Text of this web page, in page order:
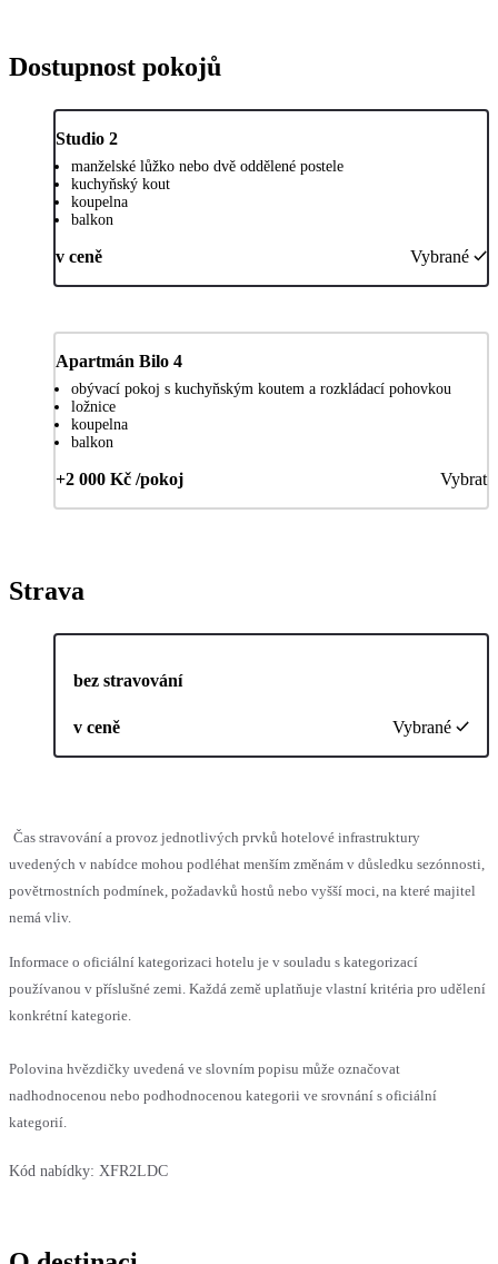
Dostupnost pokojů
Studio 2
manželské lůžko nebo dvě oddělené postele
kuchyňský kout
koupelna
balkon
v ceně Vybrané
Apartmán Bilo 4
obývací pokoj s kuchyňským koutem a rozkládací pohovkou
ložnice
koupelna
balkon
+2 000 Kč /pokoj Vybrat
Strava
bez stravování
v ceně Vybrané
Čas stravování a provoz jednotlivých prvků hotelové infrastruktury
uvedených v nabídce mohou podléhat menším změnám v důsledku sezónnosti,
povětrnostních podmínek, požadavků hostů nebo vyšší moci, na které majitel
nemá vliv.
Informace o oficiální kategorizaci hotelu je v souladu s kategorizací
používanou v příslušné zemi. Každá země uplatňuje vlastní kritéria pro udělení
konkrétní kategorie.
Polovina hvězdičky uvedená ve slovním popisu může označovat
nadhodnocenou nebo podhodnocenou kategorii ve srovnání s oficiální
kategorií.
Kód nabídky: XFR2LDC